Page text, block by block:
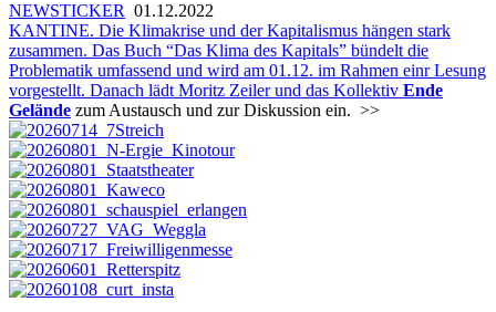
NEWSTICKER 01.12.2022
KANTINE. Die Klimakrise und der Kapitalismus hängen stark
zusammen. Das Buch “Das Klima des Kapitals” bündelt die
Problematik umfassend und wird am 01.12. im Rahmen einr Lesung
vorgestellt. Danach lädt Moritz Zeiler und das Kollektiv Ende
Gelände zum Austausch und zur Diskussion ein. >>